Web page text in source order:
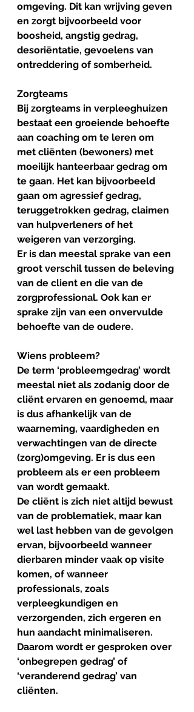
omgeving. Dit kan wrijving geven
en zorgt bijvoorbeeld voor
boosheid, angstig gedrag,
desoriëntatie, gevoelens van
ontreddering of somberheid.
Zorgteams
Bij zorgteams in verpleeghuizen
bestaat een groeiende behoefte
aan coaching om te leren om
met cliënten (bewoners) met
moeilijk hanteerbaar gedrag om
te gaan. Het kan bijvoorbeeld
gaan om agressief gedrag,
teruggetrokken gedrag, claimen
van hulpverleners of het
weigeren van verzorging.
Er is dan meestal sprake van een
groot verschil tussen de beleving
van de client en die van de
zorgprofessional. Ook kan er
sprake zijn van een onvervulde
behoefte van de oudere.
Wiens probleem?
De term ‘probleemgedrag’ wordt
meestal niet als zodanig door de
cliënt ervaren en genoemd, maar
is dus afhankelijk van de
waarneming, vaardigheden en
verwachtingen van de directe
(zorg)omgeving. Er is dus een
probleem als er een probleem
van wordt gemaakt.
De cliënt is zich niet altijd bewust
van de problematiek, maar kan
wel last hebben van de gevolgen
ervan, bijvoorbeeld wanneer
dierbaren minder vaak op visite
komen, of wanneer
professionals, zoals
verpleegkundigen en
verzorgenden, zich ergeren en
hun aandacht minimaliseren.
Daarom wordt er gesproken over
‘onbegrepen gedrag’ of
‘veranderend gedrag’ van
cliënten.